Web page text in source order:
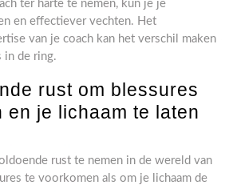
ter harte te nemen, kun je je
en effectiever vechten. Het
van je coach kan het verschil maken
in de ring.
rust om blessures
en je lichaam te laten
rust te nemen in de wereld van
te voorkomen als om je lichaam de